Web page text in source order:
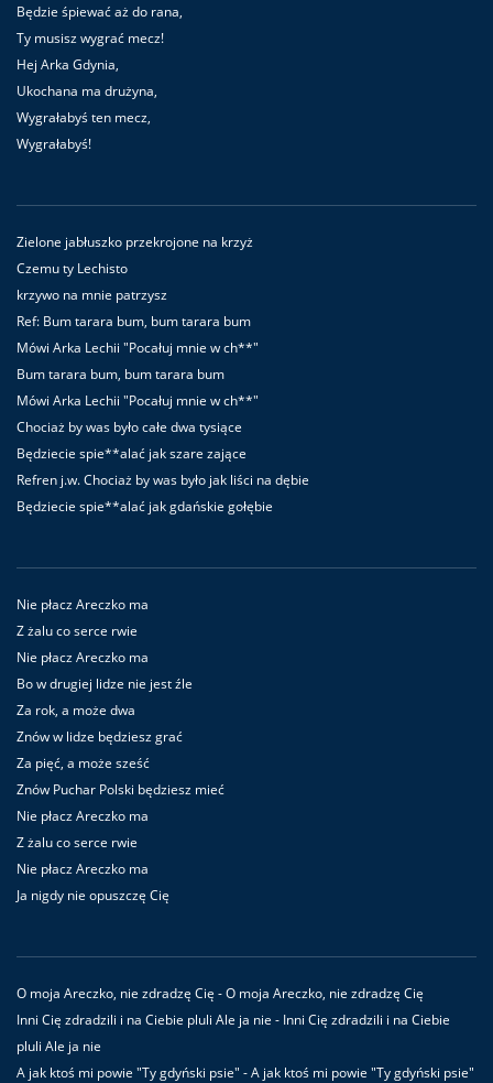
Będzie śpiewać aż do rana,
Ty musisz wygrać mecz!
Hej Arka Gdynia,
Ukochana ma drużyna,
Wygrałabyś ten mecz,
Wygrałabyś!
Zielone jabłuszko przekrojone na krzyż
Czemu ty Lechisto
krzywo na mnie patrzysz
Ref: Bum tarara bum, bum tarara bum
Mówi Arka Lechii "Pocałuj mnie w ch**"
Bum tarara bum, bum tarara bum
Mówi Arka Lechii "Pocałuj mnie w ch**"
Chociaż by was było całe dwa tysiące
Będziecie spie**alać jak szare zające
Refren j.w. Chociaż by was było jak liści na dębie
Będziecie spie**alać jak gdańskie gołębie
Nie płacz Areczko ma
Z żalu co serce rwie
Nie płacz Areczko ma
Bo w drugiej lidze nie jest źle
Za rok, a może dwa
Znów w lidze będziesz grać
Za pięć, a może sześć
Znów Puchar Polski będziesz mieć
Nie płacz Areczko ma
Z żalu co serce rwie
Nie płacz Areczko ma
Ja nigdy nie opuszczę Cię
O moja Areczko, nie zdradzę Cię - O moja Areczko, nie zdradzę Cię
Inni Cię zdradzili i na Ciebie pluli Ale ja nie - Inni Cię zdradzili i na Ciebie
pluli Ale ja nie
A jak ktoś mi powie "Ty gdyński psie" - A jak ktoś mi powie "Ty gdyński psie"